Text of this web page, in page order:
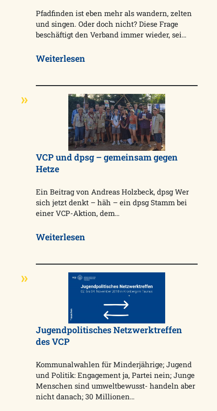
Pfadfinden ist eben mehr als wandern, zelten
und singen. Oder doch nicht? Diese Frage
beschäftigt den Verband immer wieder, sei…
Weiterlesen
VCP und dpsg – gemeinsam gegen
Hetze
Ein Beitrag von Andreas Holzbeck, dpsg Wer
sich jetzt denkt – häh – ein dpsg Stamm bei
einer VCP-Aktion, dem…
Weiterlesen
Jugendpolitisches Netzwerktreffen
des VCP
Kommunalwahlen für Minderjährige; Jugend
und Politik: Engagement ja, Partei nein; Junge
Menschen sind umweltbewusst- handeln aber
nicht danach; 30 Millionen…